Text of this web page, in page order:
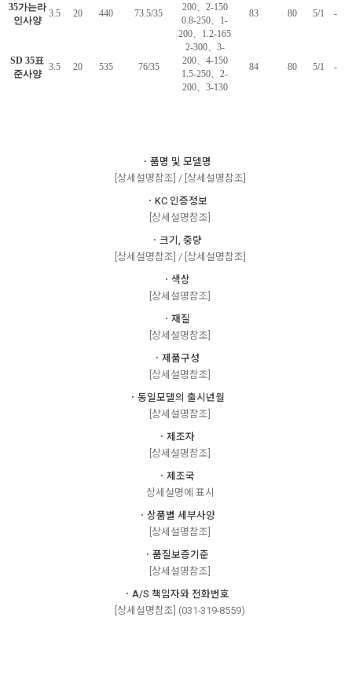
35가는라
인사양
3.5 20 440 73.5/35
200、2-150
0.8-250、1-
200、1.2-165
83 80 5/1 -
SD 35표
준사양
3.5 20 535 76/35
2-300、3-
200、4-150
1.5-250、2-
200、3-130
84 80 5/1 -
ㆍ품명 및 모델명
[상세설명참조] / [상세설명참조]
ㆍKC 인증정보
[상세설명참조]
ㆍ크기, 중량
[상세설명참조] / [상세설명참조]
ㆍ색상
[상세설명참조]
ㆍ재질
[상세설명참조]
ㆍ제품구성
[상세설명참조]
ㆍ동일모델의 출시년월
[상세설명참조]
ㆍ제조자
[상세설명참조]
ㆍ제조국
상세설명에 표시
ㆍ상품별 세부사양
[상세설명참조]
ㆍ품질보증기준
[상세설명참조]
ㆍA/S 책임자와 전화번호
[상세설명참조] (031-319-8559)